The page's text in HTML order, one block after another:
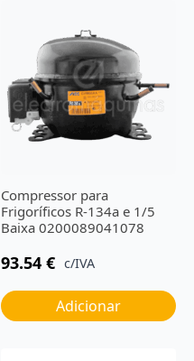
Compressor para
Frigoríficos R-134a e 1/5
Baixa 0200089041078
93.54 € c/IVA
Adicionar